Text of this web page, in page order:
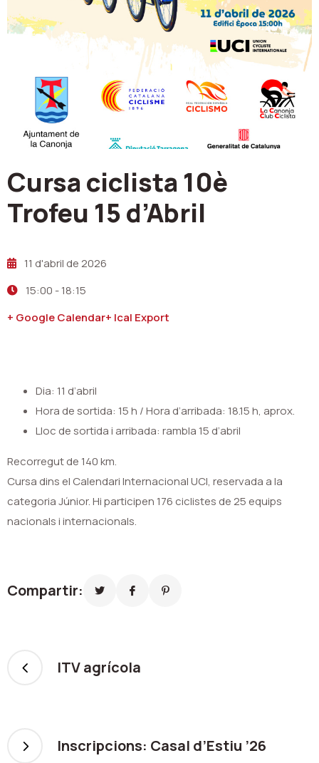
Cursa ciclista 10è
Trofeu 15 d’Abril
11 d'abril de 2026
15:00 -18:15
+ Google Calendar+ Ical Export
Dia: 11 d’abril
Hora de sortida: 15 h / Hora d’arribada: 18.15 h, aprox.
Lloc de sortida i arribada: rambla 15 d’abril
Recorregut de 140 km.
Cursa dins el Calendari Internacional UCI, reservada a la
categoria Júnior. Hi participen 176 ciclistes de 25 equips
nacionals i internacionals.
Compartir:
ITV agrícola
Inscripcions: Casal d’Estiu ’26